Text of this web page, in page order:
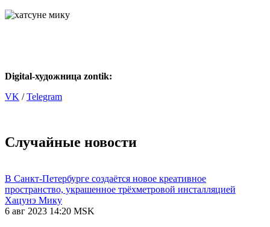
Digital-художница zontik:
VK /Telegram
Случайные новости
В Санкт-Петербурге создаётся новое креативное
пространство, украшенное трёхметровой инсталляцией
Хацунэ Мику
6 авг 2023 14:20 MSK